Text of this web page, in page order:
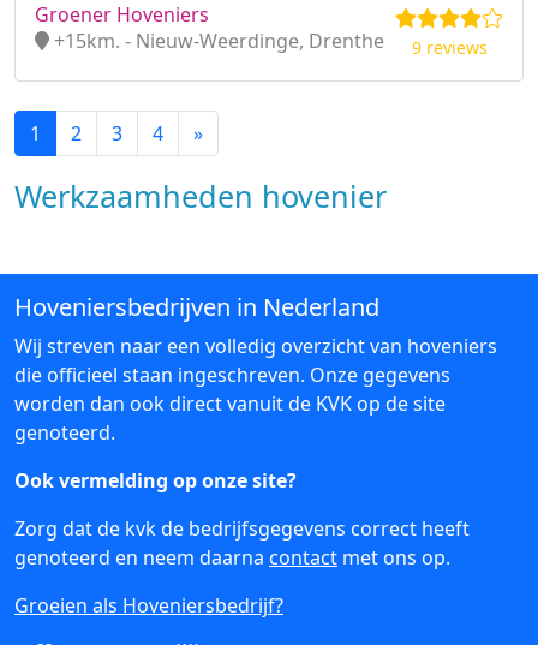
Groener Hoveniers
+15km. - Nieuw-Weerdinge, Drenthe
9 reviews
1 2 3 4 »
Werkzaamheden hovenier
Hoveniersbedrijven in Nederland
Wij streven naar een volledig overzicht van hoveniers
die officieel staan ingeschreven. Onze gegevens
worden dan ook direct vanuit de KVK op de site
genoteerd.
Ook vermelding op onze site?
Zorg dat de kvk de bedrijfsgegevens correct heeft
genoteerd en neem daarna contact met ons op.
Groeien als Hoveniersbedrijf?